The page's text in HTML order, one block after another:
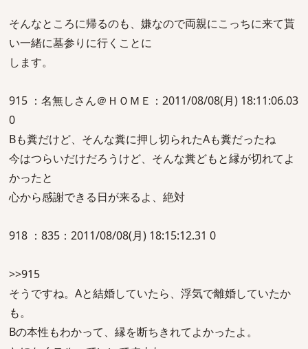
そんなところに帰るのも、嫌なので両親にこっちに来て貰
い一緒に墓参りに行くことに
します。
915 ：名無しさん＠ＨＯＭＥ：2011/08/08(月) 18:11:06.03
0
Bも糞だけど、そんな糞に押し切られたAも糞だったね
今はつらいだけだろうけど、そんな糞どもと縁が切れてよ
かったと
心から感謝できる日が来るよ、絶対
918 ：835：2011/08/08(月) 18:15:12.31 0
>>915
そうですね。Aと結婚していたら、浮気で離婚していたか
も。
Bの本性もわかって、縁を断ちきれてよかったよ。